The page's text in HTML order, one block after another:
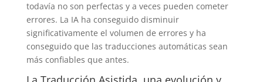
todavía no son perfectas y a veces pueden cometer
errores. La IA ha conseguido disminuir
significativamente el volumen de errores y ha
conseguido que las traducciones automáticas sean
más confiables que antes.